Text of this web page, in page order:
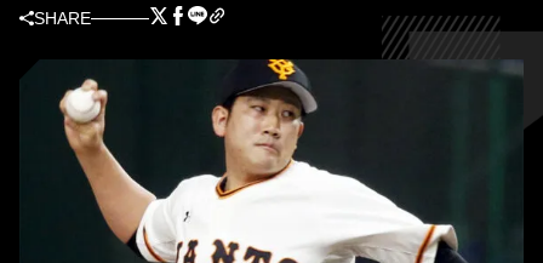
SHARE